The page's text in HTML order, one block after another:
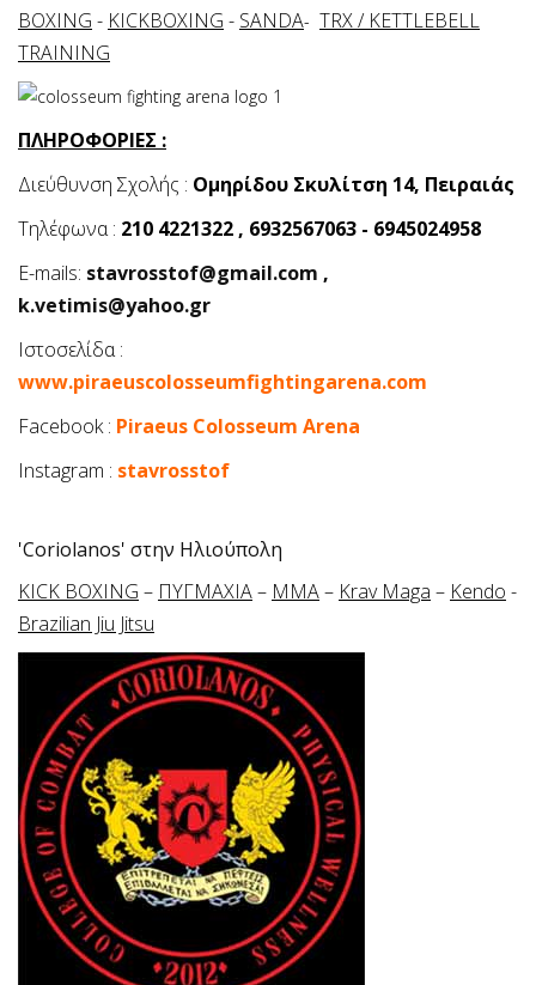
BOXING - KICKBOXING - SANDA- TRX / KETTLEBELL
TRAINING
ΠΛΗΡΟΦΟΡΙΕΣ :
Διεύθυνση Σχολής : Ομηρίδου Σκυλίτση 14, Πειραιάς
Τηλέφωνα : 210 4221322 , 6932567063 - 6945024958
E-mails: stavrosstof@gmail.com ,
k.vetimis@yahoo.gr
Ιστοσελίδα :
www.piraeuscolosseumfightingarena.com
Facebook : Piraeus Colosseum Arena
Instagram : stavrosstof
'Coriolanos' στην Ηλιούπολη
KICK BOXING – ΠΥΓΜΑΧΙΑ– ΜΜΑ– Krav Maga – Kendo -
Brazilian Jiu Jitsu